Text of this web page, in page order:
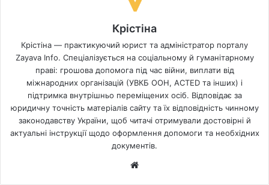
Крістіна
Крістіна — практикуючий юрист та адміністратор порталу
Zayava Info. Спеціалізується на соціальному й гуманітарному
праві: грошова допомога під час війни, виплати від
міжнародних організацій (УВКБ ООН, ACTED та інших) і
підтримка внутрішньо переміщених осіб. Відповідає за
юридичну точність матеріалів сайту та їх відповідність чинному
законодавству України, щоб читачі отримували достовірні й
актуальні інструкції щодо оформлення допомоги та необхідних
документів.